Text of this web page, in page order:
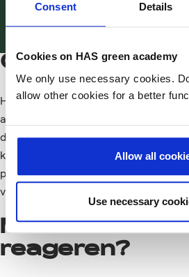
Consent Details
Cookies on HAS green academy
We only use necessary cookies.
allow other cookies for a better
Allow all
Use necessary
diergezondheid."
Over Hart voor
Hart voor Groen is de
academy. In deze podcast
die op het snijvlak van agro, food en
komt van alles langs: kennis en
praktijkonderzoek, boeiende
verhalen.
Meer weten of
reageren?